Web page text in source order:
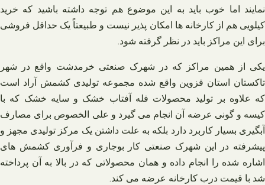
نمایند اما خوب باید به این موضوع هم توجه داشته باشید که خرید
کیلویی هم از کارخانه ها امکان پذیر نیست و طبیعتاً یک حداقل فروشی
برای این مراکز باید در نظر گرفته شود.
یکی از همین مراکز که در شهرک صنعتی خرمدشت واقع در شهر
تاکستان استان قزوین واقع شده مجموعه تولیدی کشمش آراد است
که علاوه بر تولید محصولات فله آفتاب خشک و سایه خشک که با
کیسه و گونی عرضه آن انجام می گیرد و علی الخصوص برای مصارف
آبگیری بسیار کاربرد دارد بلکه به علت داشتن یک مرکز تولیدی مجهز و
پیشرفته در این شهرک صنعتی کار بوجاری و فرآوری کشمش های
اشاره شده را انجام داده و همان محصولاتی که در بالا به آن پرداخته
شد با قیمت درب کارخانه عرضه می کند.